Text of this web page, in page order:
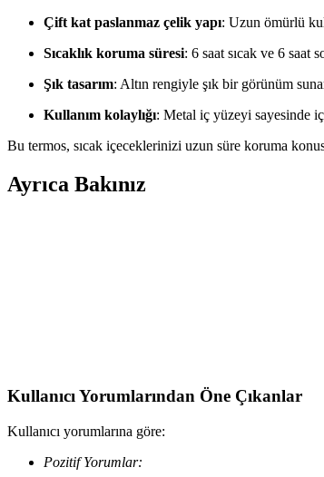
Çift kat paslanmaz çelik yapı: Uzun ömürlü
Sıcaklık koruma süresi: 6 saat sıcak ve 6 saat
Şık tasarım: Altın rengiyle şık bir görünüm
Kullanım kolaylığı: Metal iç yüzeyi sayesinde
Bu termos, sıcak içeceklerinizi uzun süre koruma
Ayrıca Bakınız
Stanley The Aerolight Transit ve Iceflow Flip Straw
Elite House Daily ve Verahed Termos
Kullanıcı Yorumlarından Öne Çıkanlar
Kullanıcı yorumlarına göre:
Pozitif Yorumlar: